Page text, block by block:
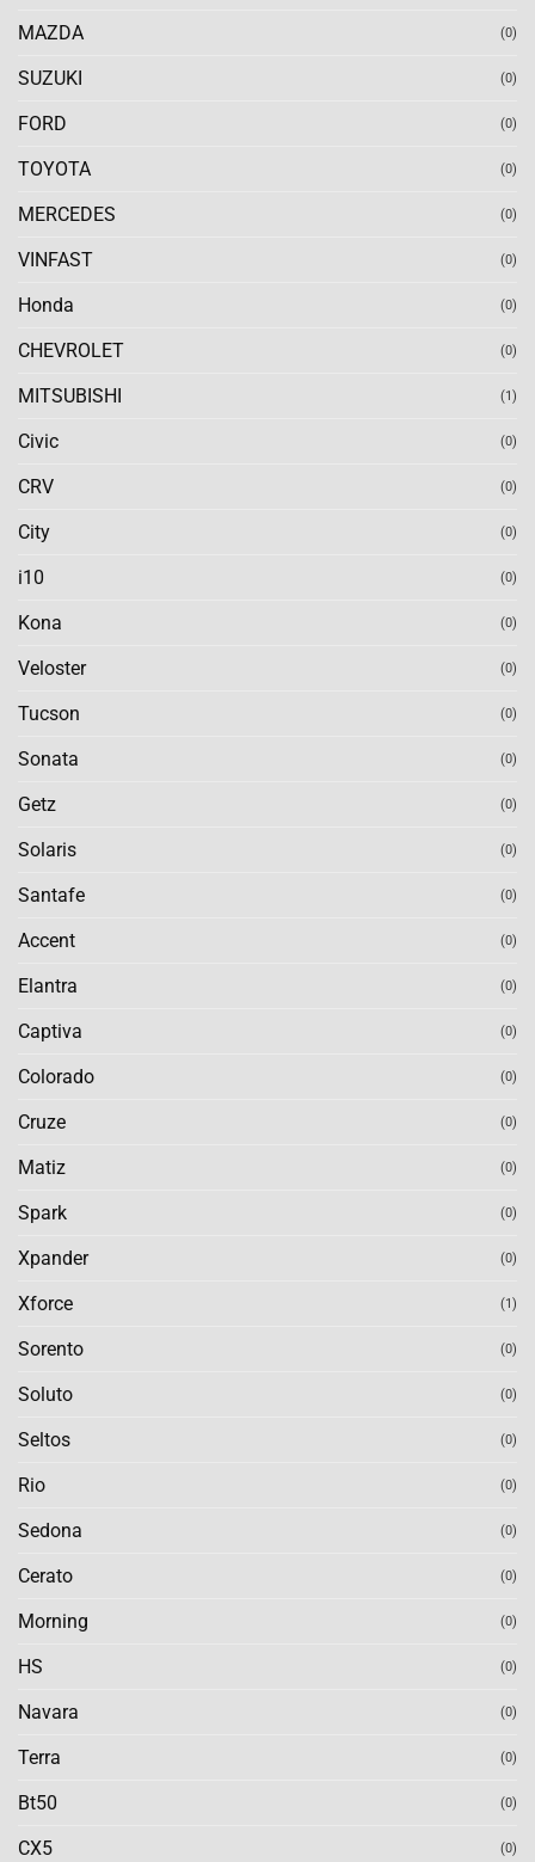
MAZDA (0)
SUZUKI (0)
FORD (0)
TOYOTA (0)
MERCEDES (0)
VINFAST (0)
Honda (0)
CHEVROLET (0)
MITSUBISHI (1)
Civic (0)
CRV (0)
City (0)
i10 (0)
Kona (0)
Veloster (0)
Tucson (0)
Sonata (0)
Getz (0)
Solaris (0)
Santafe (0)
Accent (0)
Elantra (0)
Captiva (0)
Colorado (0)
Cruze (0)
Matiz (0)
Spark (0)
Xpander (0)
Xforce (1)
Sorento (0)
Soluto (0)
Seltos (0)
Rio (0)
Sedona (0)
Cerato (0)
Morning (0)
HS (0)
Navara (0)
Terra (0)
Bt50 (0)
CX5 (0)